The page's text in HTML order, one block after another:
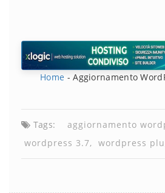
Home -Aggiornamento
Tags:
aggiornamento
wordpress 3.7
wordpress